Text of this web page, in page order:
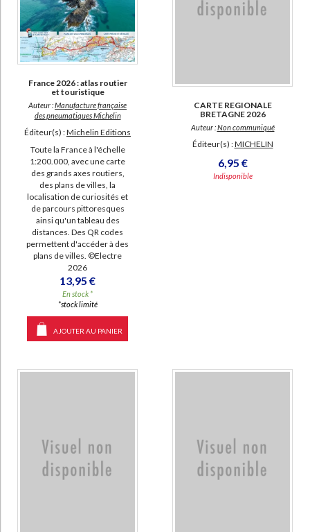
International Travel Maps (Firm) (7)
International travel maps (7)
livre (303)
papeterie (10)
coffret (1)
jeu (1)
SÉRIE
L'almanach perpétuel de la Meuse (1)
DISPONIBILITÉ
disponible (1000)
manquant (40)
France 2026 : atlas routier
et touristique
Auteur :Manufacture française
des pneumatiques Michelin
Éditeur(s) :Michelin Editions
Toute la France à l'échelle
1:200.000, avec une carte
des grands axes routiers,
des plans de villes, la
localisation de curiosités et
de parcours pittoresques
ainsi qu'un tableau des
distances. Des QR codes
permettent d'accéder à des
plans de villes. ©Electre
2026
13,95 €
En stock *
*stock limité
AJOUTER AU PANIER
CARTE REGIONALE
BRETAGNE 2026
Auteur :Non communiqué
Éditeur(s) :MICHELIN
6,95 €
Indisponible